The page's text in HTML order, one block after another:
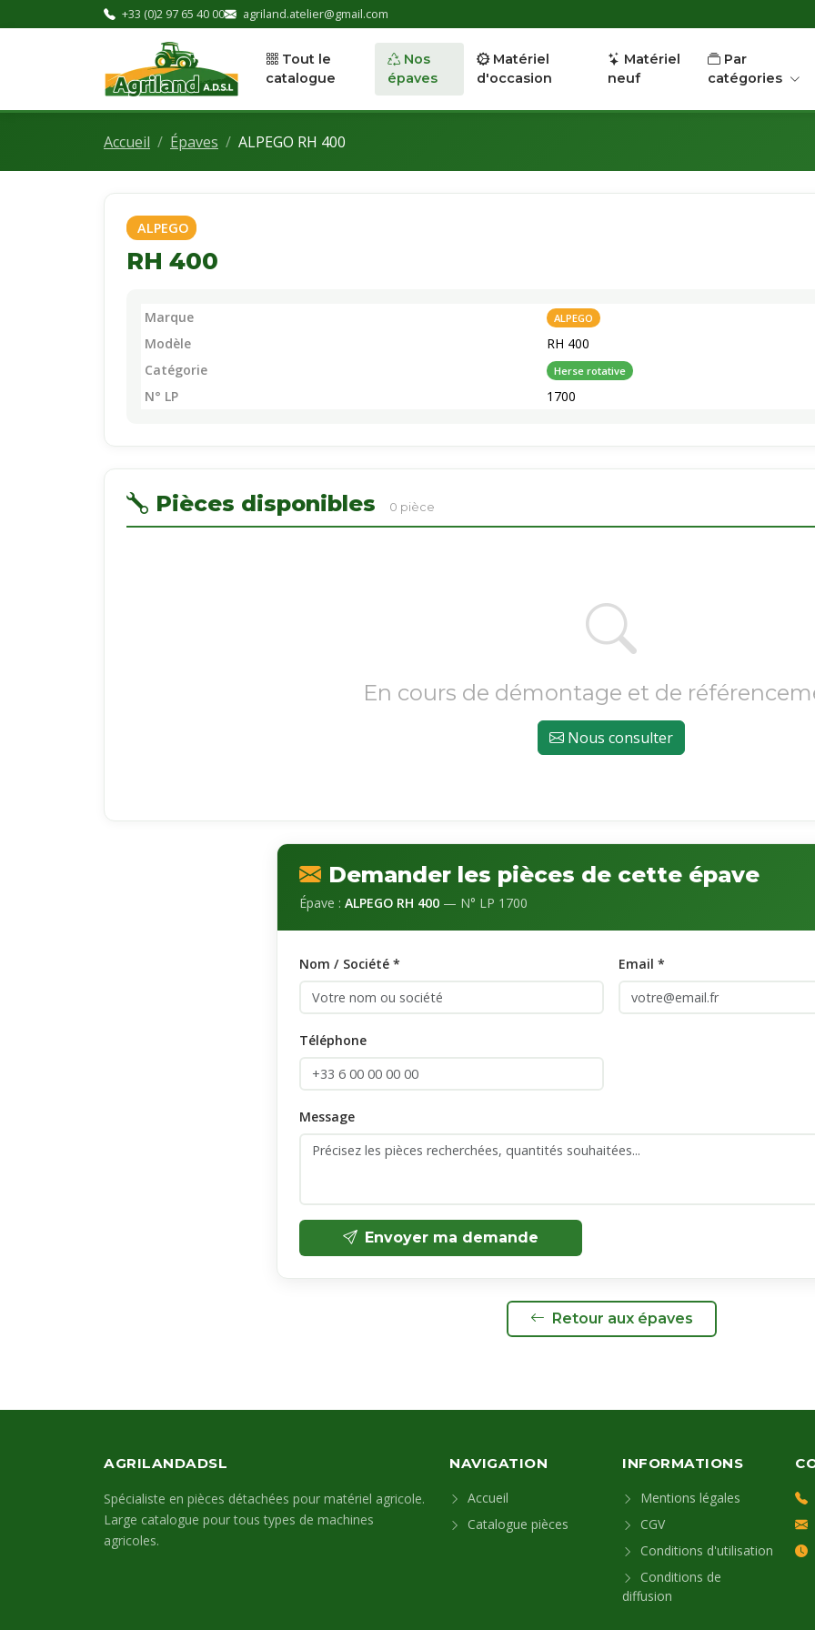
+33 (0)2 97 65 40 00 agriland.atelier@gmail.com
Tout le
catalogue
Nos
épaves
Matériel
d'occasion
Matériel
neuf
Par
catégories
Accueil Épaves ALPEGO RH 400
ALPEGO
RH 400
Marque ALPEGO
Modèle
RH 400
Catégorie
Herse rotative
N° LP 1700
Pièces disponibles 0 pièce
En cours de démontage et de
Nous consulter
Demander les pièces de cette épave
Épave : ALPEGO RH 400 — N° LP 1700
Nom / Société * Email *
Téléphone
Message
Envoyer ma demande
Retour aux épaves
AGRILANDADSL
Spécialiste en pièces détachées pour matériel agricole.
Large catalogue pour tous types de machines
agricoles.
NAVIGATION
Accueil
Catalogue pièces
INFORMATIONS
Mentions légales
CGV
Conditions d'utilisation
Conditions de
diffusion